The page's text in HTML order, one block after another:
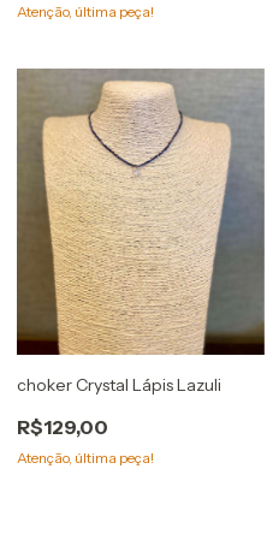
Atenção, última peça!
choker Crystal Lápis Lazuli
R$129,00
Atenção, última peça!